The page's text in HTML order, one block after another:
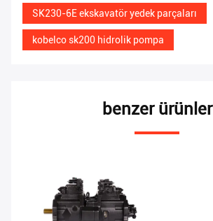
SK230-6E ekskavatör yedek parçaları
kobelco sk200 hidrolik pompa
benzer ürünler